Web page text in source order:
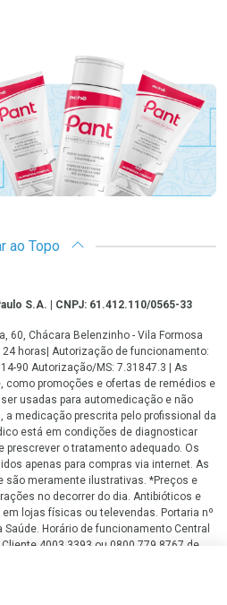
ao Topo
S.A. | CNPJ: 61.412.110/0565-33
60, Chácara Belenzinho - Vila Formosa
24 horas| Autorização de funcionamento:
90 Autorização/MS: 7.31847.3 | As
promoções e ofertas de remédios e
usadas para automedicação e não
a medicação prescrita pelo profissional da
está em condições de diagnosticar
prescrever o tratamento adequado. Os
apenas para compras via internet. As
meramente ilustrativas. *Preços e
no decorrer do dia. Antibióticos e
lojas físicas ou televendas. Portaria nº
Horário de funcionamento Central
4003 3393 ou 0800 779 8767 de